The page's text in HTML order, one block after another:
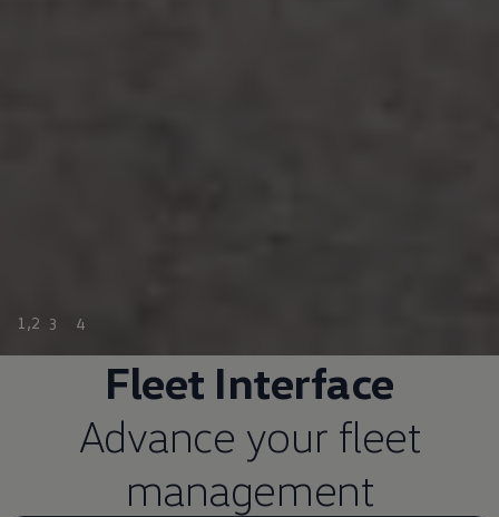
1 ,2 3 4
Fleet Interface
Advance your fleet
management